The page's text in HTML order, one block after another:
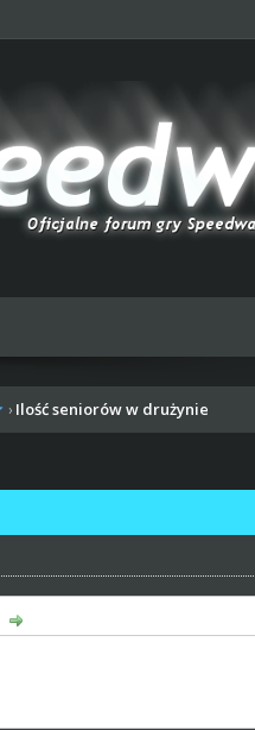
› Ilość seniorów w drużynie